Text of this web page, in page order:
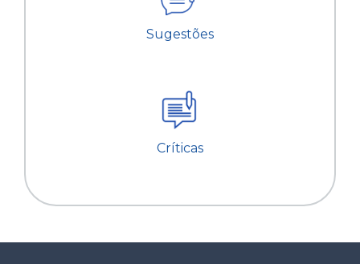
Sugestões
Críticas